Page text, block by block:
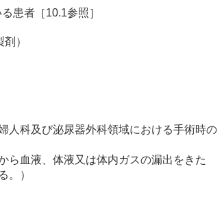
患者［10.1参照］
）
人科及び泌尿器外科領域における手術時の
ら血液、体液又は体内ガスの漏出をきた
。）